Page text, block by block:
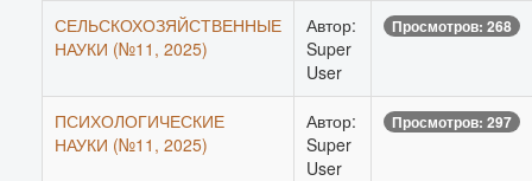
СЕЛЬСКОХОЗЯЙСТВЕННЫЕ
НАУКИ (№11, 2025)
Автор:
Super
User
Просмотров: 268
ПСИХОЛОГИЧЕСКИЕ
НАУКИ (№11, 2025)
Автор:
Super
User
Просмотров: 297